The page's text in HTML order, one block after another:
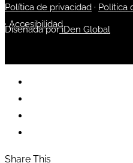
Política de privacidad · Política
·Accesibilidad
Diseñada poriDen Global
Share This